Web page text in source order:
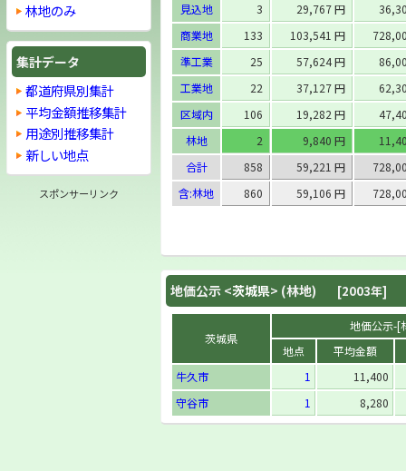
見込地
3 29,767 円
商業地
133 103,541 円
準工業
25 57,624 円
工業地
22 37,127 円
区域内
106 19,282 円
林地
2 9,840 円
合計
858 59,221 円
含:林地
860 59,106 円
地価公示 <茨城県> (林地) [2003年]
茨城県
地価公示-[
地点
平均金額
牛久市
1
11,400
守谷市
1 8,280
林地のみ
集計データ
都道府県別集計
平均金額推移集計
用途別推移集計
新しい地点
スポンサーリンク